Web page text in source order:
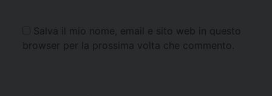
Salva il mio nome, email e sito web in questo
browser per la prossima volta che commento.